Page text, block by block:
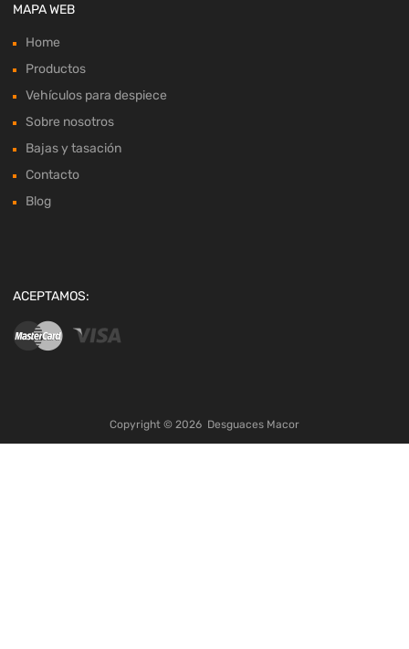
MAPA WEB
Home
Productos
Vehículos para despiece
Sobre nosotros
Bajas y tasación
Contacto
Blog
ACEPTAMOS:
Copyright © 2026 Desguaces Macor